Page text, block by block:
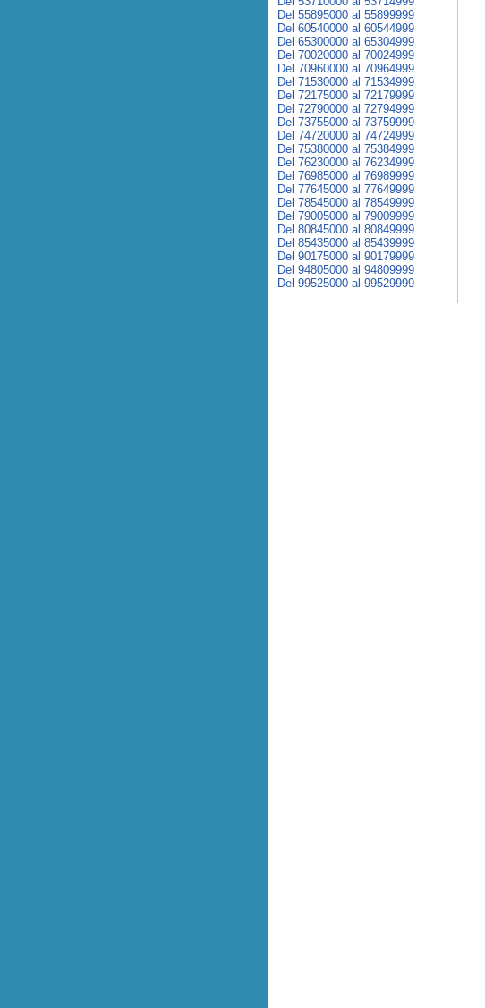
Del 55895000 al 55899999
Del 60540000 al 60544999
Del 65300000 al 65304999
Del 70020000 al 70024999
Del 70960000 al 70964999
Del 71530000 al 71534999
Del 72175000 al 72179999
Del 72790000 al 72794999
Del 73755000 al 73759999
Del 74720000 al 74724999
Del 75380000 al 75384999
Del 76230000 al 76234999
Del 76985000 al 76989999
Del 77645000 al 77649999
Del 78545000 al 78549999
Del 79005000 al 79009999
Del 80845000 al 80849999
Del 85435000 al 85439999
Del 90175000 al 90179999
Del 94805000 al 94809999
Del 99525000 al 99529999